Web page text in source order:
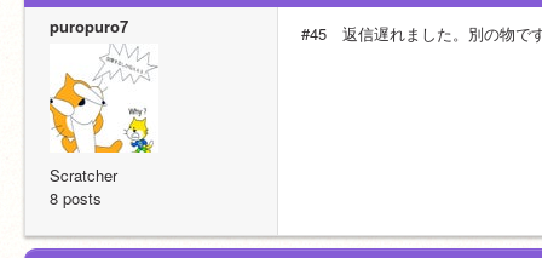
puropuro7
Scratcher
8 posts
#45　返信遅れました。別の物で